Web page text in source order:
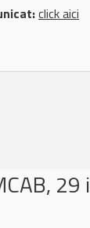
click aici
29